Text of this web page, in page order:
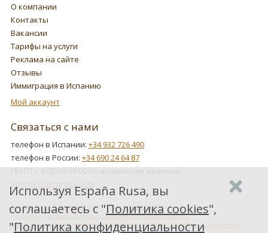
О компании
Контакты
Вакансии
Тарифы на услуги
Реклама на сайте
Отзывы
Иммиграция в Испанию
Мой аккаунт
Связаться с нами
телефон в Испании: +34 932 726 490
телефон в России: +34 690 24 64 87
ПН-ПТ с 9:00 по 19:00 по испанскому времени.
info@espanarusa.com
Соглашение пользователя
Политика cookies
Политика конфиденциальности для пользователей ЕС
Как Google обрабатывает информацию о пользователях, получаемую
Используя España Rusa, вы
соглашаетесь с "Политика cookies",
"Политика конфиденциальности